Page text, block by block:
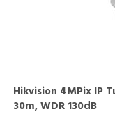
Hikvision 4MPix IP
30m, WDR 130dB